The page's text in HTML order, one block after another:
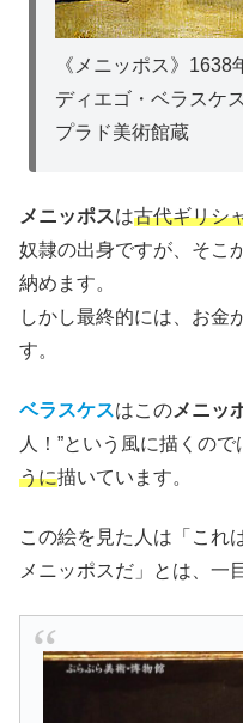
《メニッポス》1638
ディエゴ・ベラスケス
プラド美術館蔵
メニッポスは古代ギリシ
奴隷の出身ですが、そこ
納めます。
しかし最終的には、お金
す。
ベラスケスはこのメニッ
人！”という風に描くので
うに描いています。
この絵を見た人は「これ
メニッポスだ」とは、一